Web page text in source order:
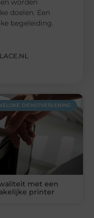
worden
doelen. Een
begeleiding.
DIENSTVERLENING
met een
printer